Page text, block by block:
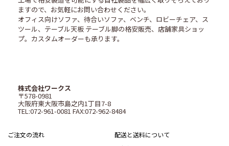
ますので、お気軽にお問い合わせください。
オフィス向けソファ、待合いソファ、ベンチ、ロビーチェア、ス
ツール、テーブル天板 テーブル脚の格安販売、店舗家具ショッ
プ。カスタムオーダーも承ります。
株式会社ワークス
〒578-0981
大阪府東大阪市島之内1丁目7-8
TEL:072-961-0081 FAX:072-962-8484
ご注文の流れ
配送と送料について